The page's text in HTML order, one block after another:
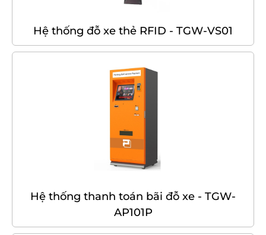
Hệ thống đỗ xe thẻ RFID - TGW-VS01
Hệ thống thanh toán bãi đỗ xe - TGW-
AP101P